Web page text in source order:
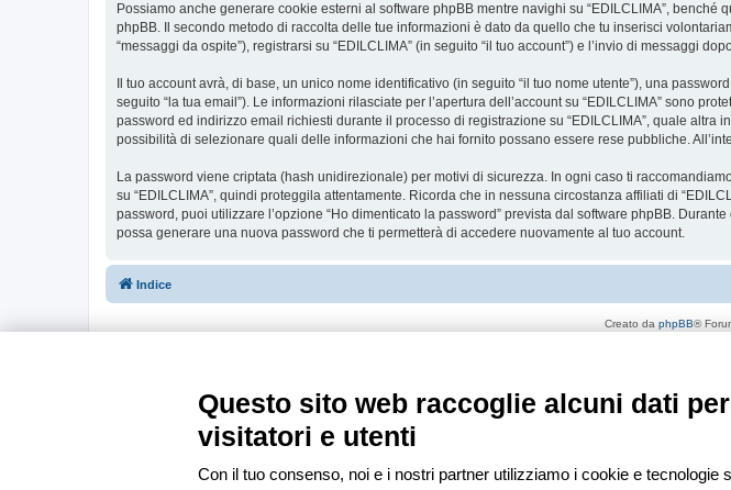
Possiamo anche generare cookie esterni al software phpBB mentre navighi su “EDILCLIMA”,
phpBB. Il secondo metodo di raccolta delle tue informazioni è dato da quello che tu inserisci
“messaggi da ospite”), registrarsi su “EDILCLIMA” (in seguito “il tuo account”) e l’invio di messaggi
Il tuo account avrà, di base, un unico nome identificativo (in seguito “il tuo nome utente”), una
seguito “la tua email”). Le informazioni rilasciate per l’apertura dell’account su “EDILCLIMA” sono
password ed indirizzo email richiesti durante il processo di registrazione su “EDILCLIMA”, quale
possibilità di selezionare quali delle informazioni che hai fornito possano essere rese pubbliche.
La password viene criptata (hash unidirezionale) per motivi di sicurezza. In ogni caso ti
su “EDILCLIMA”, quindi proteggila attentamente. Ricorda che in nessuna circostanza affiliati di
password, puoi utilizzare l’opzione “Ho dimenticato la password” prevista dal software phpBB.
possa generare una nuova password che ti permetterà di accedere nuovamente al tuo account.
Indice
Creato da phpBB®
Questo sito web raccoglie alcuni dati
visitatori e utenti
Con il tuo consenso, noi e i nostri partner utilizziamo i cookie e tecnologie